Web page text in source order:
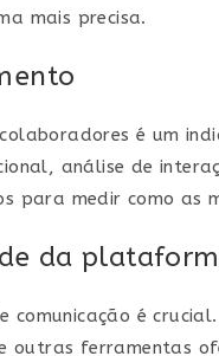
mais precisa.
é um
análise de
para medir como as
da
é
outras ferramentas